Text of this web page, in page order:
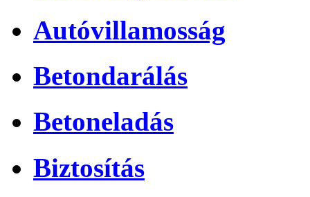
Autóvillamosság
Betondarálás
Betoneladás
Biztosítás